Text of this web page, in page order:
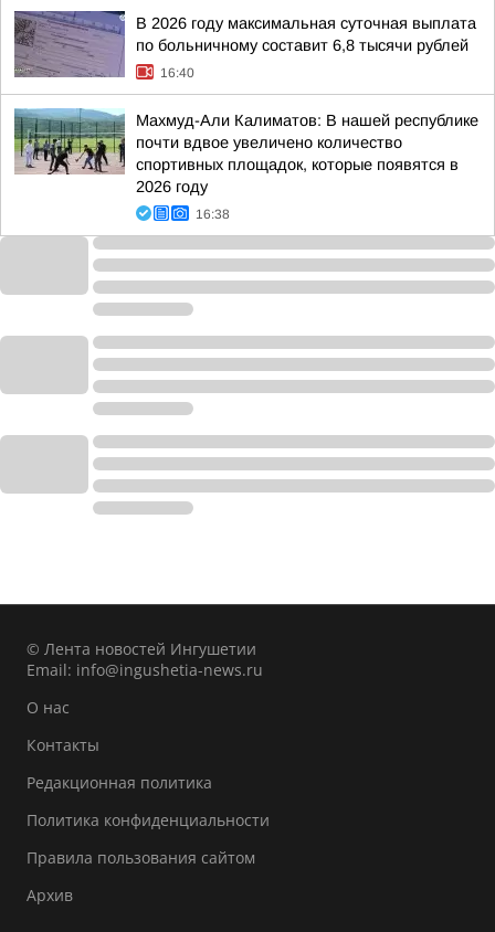
В 2026 году максимальная суточная выплата
по больничному составит 6,8 тысячи рублей
16:40
Махмуд-Али Калиматов: В нашей республике
почти вдвое увеличено количество
спортивных площадок, которые появятся в
2026 году
16:38
© Лента новостей Ингушетии
Email: info@ingushetia-news.ru
О нас
Контакты
Редакционная политика
Политика конфиденциальности
Правила пользования сайтом
Архив